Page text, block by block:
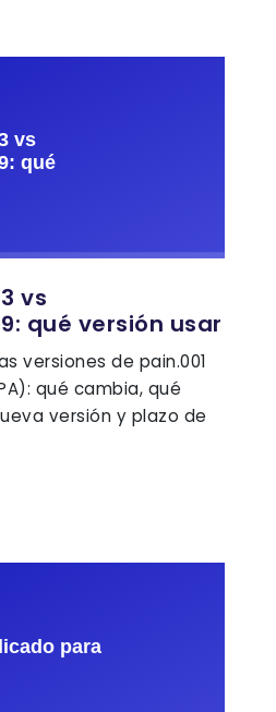
vs
qué versión usar
versiones de pain.001
qué cambia, qué
versión y plazo de